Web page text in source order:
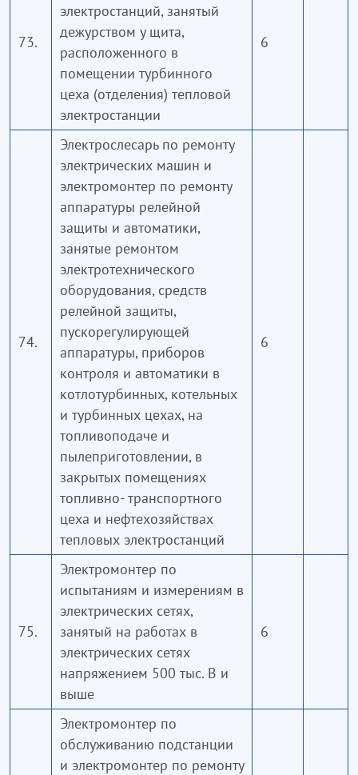
73.
электростанций, занятый
дежурством у щита,
расположенного в
помещении турбинного
цеха (отделения) тепловой
электростанции
6
74.
Электрослесарь по ремонту
электрических машин и
электромонтер по ремонту
аппаратуры релейной
защиты и автоматики,
занятые ремонтом
электротехнического
оборудования, средств
релейной защиты,
пускорегулирующей
аппаратуры, приборов
контроля и автоматики в
котлотурбинных, котельных
и турбинных цехах, на
топливоподаче и
пылеприготовлении, в
закрытых помещениях
топливно- транспортного
цеха и нефтехозяйствах
тепловых электростанций
6
75.
Электромонтер по
испытаниям и измерениям в
электрических сетях,
занятый на работах в
электрических сетях
напряжением 500 тыс. В и
выше
6
Электромонтер по
обслуживанию подстанции
и электромонтер по ремонту